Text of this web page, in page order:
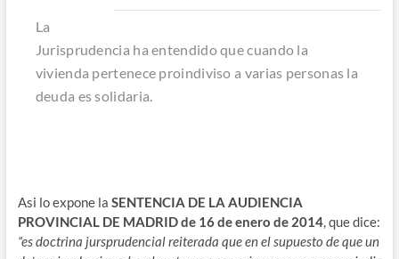
La
Juris­pru­den­cia ha enten­di­do que cuan­do la
vivien­da per­te­ne­ce proin­di­vi­so a varias per­so­nas la
deu­da es solidaria.
Asi lo expo­ne la SENTENCIA DE LA AUDIENCIA
PROVINCIAL DE MADRID de 16 de enero de 2014, que dice:
“es doc­tri­na jurs­pru­den­cial reite­ra­da que en el supues­to de que un